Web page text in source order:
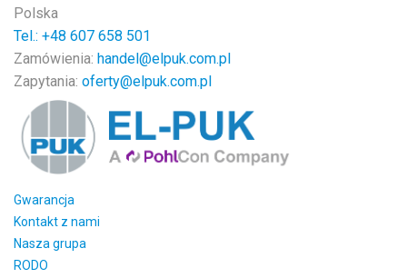
Polska
Tel.: +48 607 658 501
Zamówienia: handel@elpuk.com.pl
Zapytania: oferty@elpuk.com.pl
Gwarancja
Kontakt z nami
Nasza grupa
RODO